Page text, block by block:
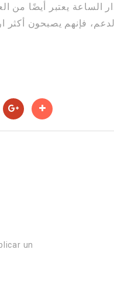
الساعة يعتبر أيضًا من
فإنهم يصبحون أكثر
un